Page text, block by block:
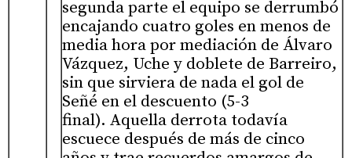
segunda parte el equipo se derrumbó
encajando cuatro goles en menos de
media hora por mediación de Álvaro
Vázquez, Uche y doblete de Barreiro,
sin que sirviera de nada el gol de
Señé en el descuento (5-3
final). Aquella derrota todavía
escuece después de más de cinco